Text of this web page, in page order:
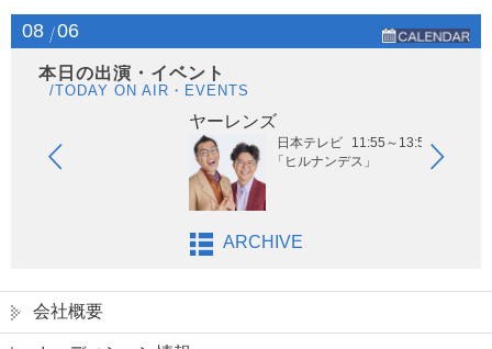
08 06
本日の出演・イベント
/TODAY ON AIR・EVENTS
ヤーレンズ
日本テレビ 11:55～13:55
「ヒルナンデス」
ARCHIVE
会社概要